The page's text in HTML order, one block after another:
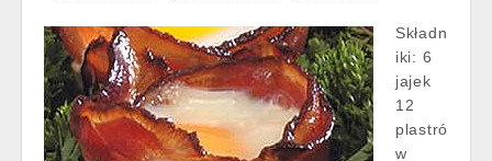
Składn
iki: 6
jajek
12
plastró
w